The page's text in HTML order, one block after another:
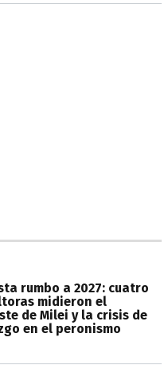
rumbo a 2027: cuatro
midieron el
de Milei y la crisis de
en el peronismo